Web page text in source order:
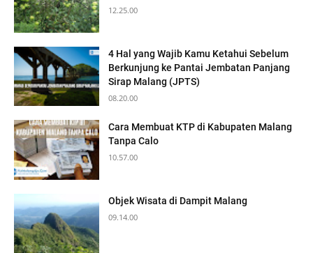
12.25.00
4 Hal yang Wajib Kamu Ketahui Sebelum
Berkunjung ke Pantai Jembatan Panjang
Sirap Malang (JPTS)
08.20.00
Cara Membuat KTP di Kabupaten Malang
Tanpa Calo
10.57.00
Objek Wisata di Dampit Malang
09.14.00